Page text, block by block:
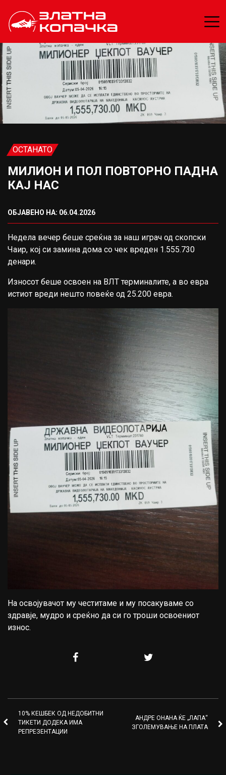
ОСТАНАТО
МИЛИОН И ПОЛ ПОВТОРНО ПАДНА
КАЈ НАС
ОБЈАВЕНО НА: 06.04.2026
Недела вечер беше среќна за наш играч од скопски
Чаир, кој си замина дома со чек вреден 1.555.730
денари.
Износот беше освоен на ВЛТ терминалите, а во евра
истиот вреди нешто повеќе од 25.200 евра.
На освојувачот му честитаме и му посакуваме со
здравје, мудро и среќно да си го троши освоениот
износ.
10% КЕШБЕК ОД НЕДОБИТНИ
ТИКЕТИ ДОДЕКА ИМА
РЕПРЕЗЕНТАЦИИ
АНДРЕ ОНАНА ЌЕ „ЛАПА“
ЗГОЛЕМУВАЊЕ НА ПЛАТА